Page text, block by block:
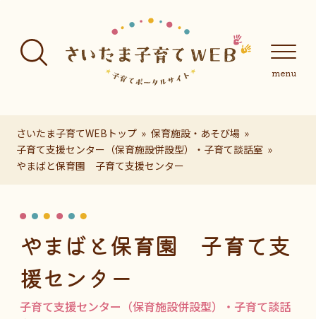
さいたま子育てWEBトップ
保育施設・あそび場
子育て支援センター（保育施設併設型）・子育て談話室
やまばと保育園 子育て支援センター
やまばと保育園 子育て支
援センター
子育て支援センター（保育施設併設型）・子育て談話